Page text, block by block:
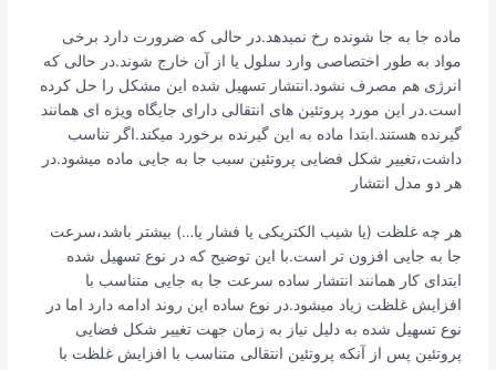
ماده جا به جا شونده رخ نمیدهد.در حالی که ضرورت دارد برخی
مواد به طور اختصاصی وارد سلول یا از آن خارج شوند.در حالی که
انرژی هم مصرف نشود.انتشار تسهیل شده این مشکل را حل کرده
است.در این مورد پروتئین های انتقالی دارای جایگاه ویژه ای همانند
گیرنده هستند.ابتدا ماده به این گیرنده برخورد میکند.اگر تناسب
داشت،تغییر شکل فضایی پروتئین سبب جا به جایی ماده میشود.در
هر دو مدل انتشار
هر چه غلظت (یا شیب الکتریکی یا فشار یا…) بیشتر باشد،سرعت
جا به جایی افزون تر است.با این توضیح که در نوع تسهیل شده
ابتدای کار همانند انتشار ساده سرعت جا به جایی متناسب با
افزایش غلظت زیاد میشود.در نوع ساده این روند ادامه دارد اما در
نوع تسهیل شده به دلیل نیاز به زمان جهت تغییر شکل فضایی
پروتئین پس از آنکه پروتئین انتقالی متناسب با افزایش غلظت با